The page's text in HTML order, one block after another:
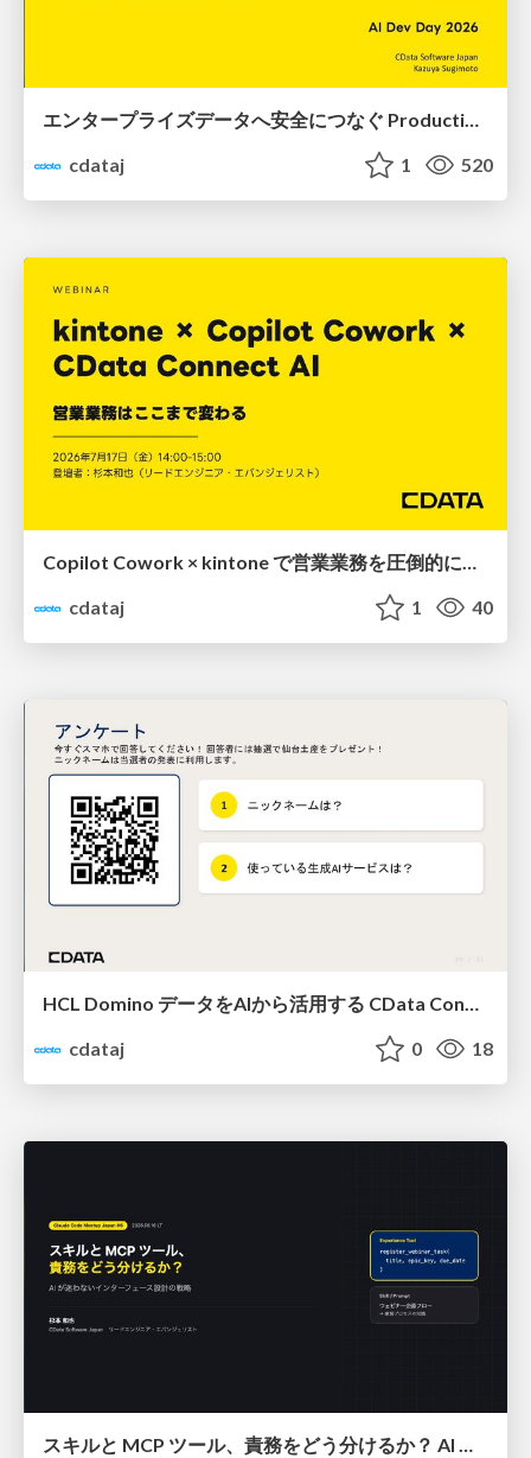
エンタープライズデータへ安全につなぐ Production-ready なエージェント設計 ― AI × MCP リファレンスアーキテクチャ ― #AIDevDay
cdataj
1 520
cdataj
1 40
HCL Domino データをAIから活用する CData Connect AI × Connect Gateway の活用ポイント
cdataj
0 18
スキルと MCP ツール、責務をどう分けるか？ AI が迷わないインターフェース設計の戦略